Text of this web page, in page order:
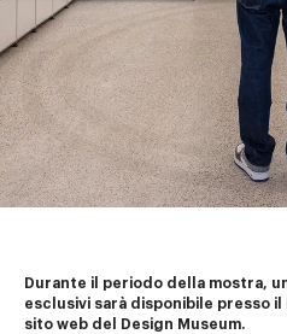
Durante il periodo della mostra,
esclusivi sarà disponibile presso il
sito web del Design Museum.